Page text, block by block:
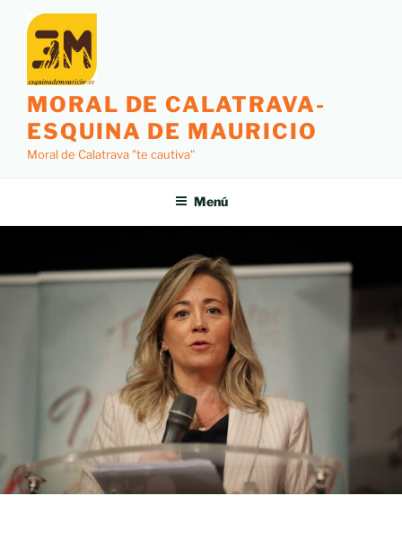
MORAL DE CALATRAVA-
ESQUINA DE MAURICIO
Moral de Calatrava "te cautiva"
Menú